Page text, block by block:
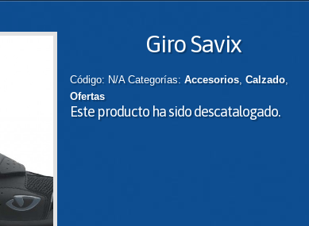
Giro Savix
Código: N/A Categorías: Accesorios, Calzado,
Ofertas
Este producto ha sido descatalogado.